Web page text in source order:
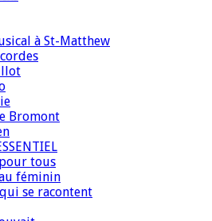
à St-Matthew
Bromont
tous
féminin
se racontent